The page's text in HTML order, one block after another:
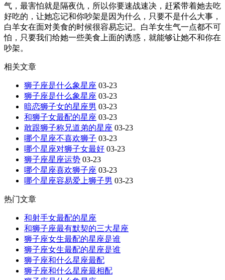
气，最害怕就是隔夜仇，所以你要速战速决，赶紧带着她去吃
好吃的，让她忘记和你吵架是因为什么，只要不是什么大事，
白羊女在面对美食的时候很容易忘记。白羊女生气一点都不可
怕，只要我们给她一些美食上面的诱惑，就能够让她不和你在
吵架。
相关文章
狮子座是什么象星座 03-23
狮子座是什么象星座 03-23
暗恋狮子女的星座男 03-23
和狮子女最配的星座 03-23
敢跟狮子称兄道弟的星座 03-23
哪个星座不喜欢狮子 03-23
哪个星座对狮子女最好 03-23
狮子座星座运势 03-23
哪个星座喜欢狮子座 03-23
哪个星座容易爱上狮子男 03-23
热门文章
和射手女最配的星座
和狮子座最有默契的三大星座
狮子座女生最配的星座是谁
狮子座女生最配的星座是谁
狮子座和什么星座最配
狮子座和什么星座最相配